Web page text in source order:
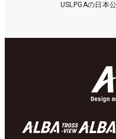
USLPGAの日本